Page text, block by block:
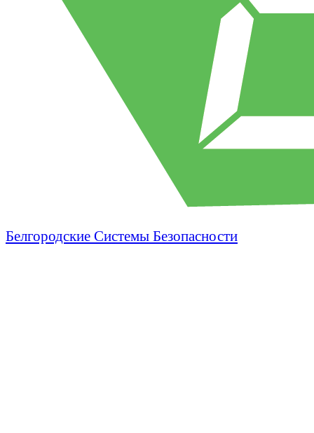
Белгородские Системы Безопасности